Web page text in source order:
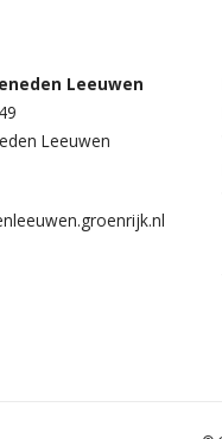
Leeuwen​
Leeuwen